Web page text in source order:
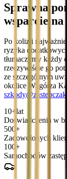
Sprawna
wsparcie na
Po kolizji
ryzyka
tłumaczymy każdy
rzeczywiście go
ze szczególnym
okolice Wzgórza
10+ lat
Doświadczenia w
500+
Zadowolonych
100+
Samochodów